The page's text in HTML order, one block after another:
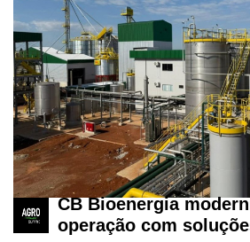
CB Bioenergia
operação com